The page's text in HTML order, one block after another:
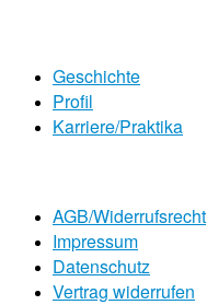
Geschichte
Profil
Karriere/Praktika
AGB/Widerrufsrecht
Impressum
Datenschutz
Vertrag widerrufen